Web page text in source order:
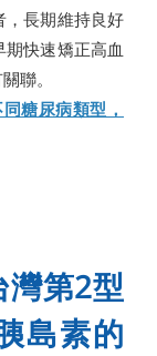
，長期維持良好
快速矯正高血
聯。
糖尿病類型，
第2型
島素的